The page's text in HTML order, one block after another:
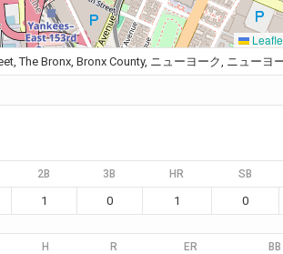
The Bronx, Bronx County, ニューヨーク, ニューヨ
2B 3B HR SB
1 0 1 0
H R ER BB